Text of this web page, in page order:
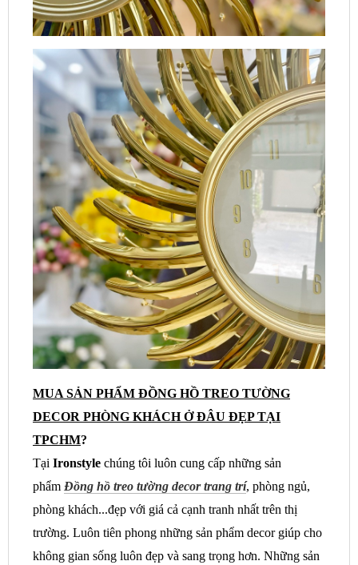
MUA SẢN PHẨM ĐỒNG HỒ TREO TƯỜNG
DECOR PHÒNG KHÁCH Ở ĐÂU ĐẸP TẠI
TPCHM?
Tại Ironstyle chúng tôi luôn cung cấp những sản
phẩm Đồng hồ treo tường decor trang trí, phòng ngủ,
phòng khách...đẹp với giá cả cạnh tranh nhất trên thị
trường. Luôn tiên phong những sản phẩm decor giúp cho
không gian sống luôn đẹp và sang trọng hơn. Những sản